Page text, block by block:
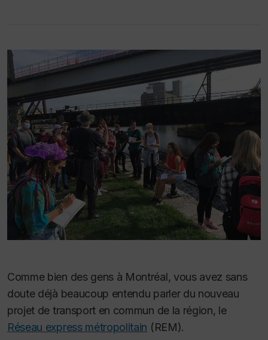
Comme bien des gens à Montréal, vous avez sans
doute déjà beaucoup entendu parler du nouveau
projet de transport en commun de la région, le
Réseau express métropolitain (REM).